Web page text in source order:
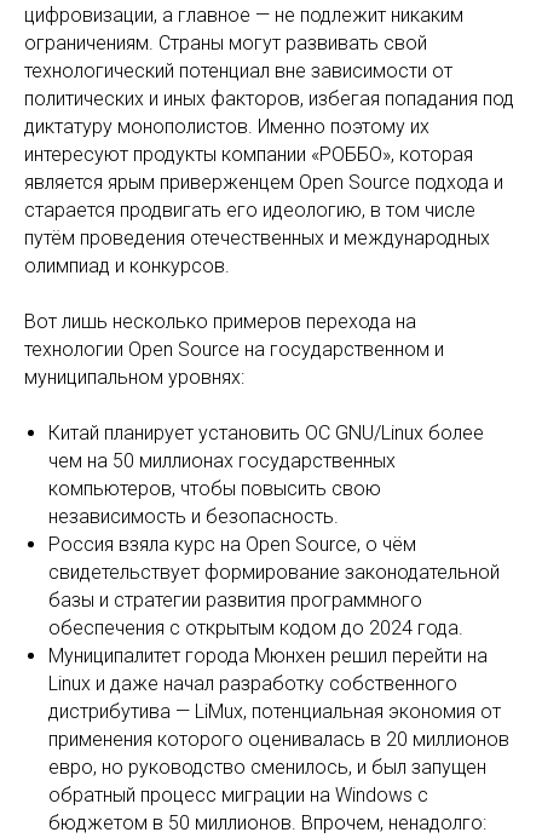
цифровизации, а главное — не подлежит никаким
ограничениям. Страны могут развивать свой
технологический потенциал вне зависимости от
политических и иных факторов, избегая попадания под
диктатуру монополистов. Именно поэтому их
интересуют продукты компании «РОББО», которая
является ярым приверженцем Open Source подхода и
старается продвигать его идеологию, в том числе
путём проведения отечественных и международных
олимпиад и конкурсов.
Вот лишь несколько примеров перехода на
технологии Open Source на государственном и
муниципальном уровнях:
Китай планирует установить ОС GNU/Linux более
чем на 50 миллионах государственных
компьютеров, чтобы повысить свою
независимость и безопасность.
Россия взяла курс на Open Source, о чём
свидетельствует формирование законодательной
базы и стратегии развития программного
обеспечения с открытым кодом до 2024 года.
Муниципалитет города Мюнхен решил перейти на
Linux и даже начал разработку собственного
дистрибутива — LiMux, потенциальная экономия от
применения которого оценивалась в 20 миллионов
евро, но руководство сменилось, и был запущен
обратный процесс миграции на Windows с
бюджетом в 50 миллионов. Впрочем, ненадолго: